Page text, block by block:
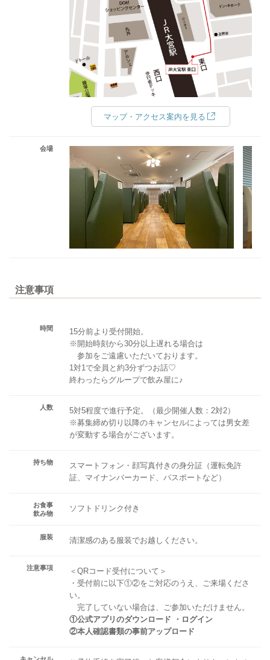
マップ・アクセス案内を見る
会場
注意事項
時間
15分前より受付開始。
※開始時刻から30分以上遅れる場合は
参加をご遠慮いただいております。
1対1で全員と約3分ずつお話♡
終わったらグループで飲み屋に♪
人数
5対5程度で進行予定。（最少開催人数：2対2）
※募集締め切り以降のキャンセルによっては男女差
が変動する場合がございます。
持ち物
スマートフォン・顔写真付きの身分証（運転免許
証、マイナンバーカード、パスポートなど）
お食事
飲み物
ソフトドリンク付き
服装 清潔感のある服装でお越しください。
注意事項
＜QRコード受付について＞
・受付前に以下①②をご対応のうえ、ご来場くださ
い。
完了していない場合は、ご参加いただけません。
①公式アプリのダウンロード ・ログイン
②本人確認書類の事前アップロード